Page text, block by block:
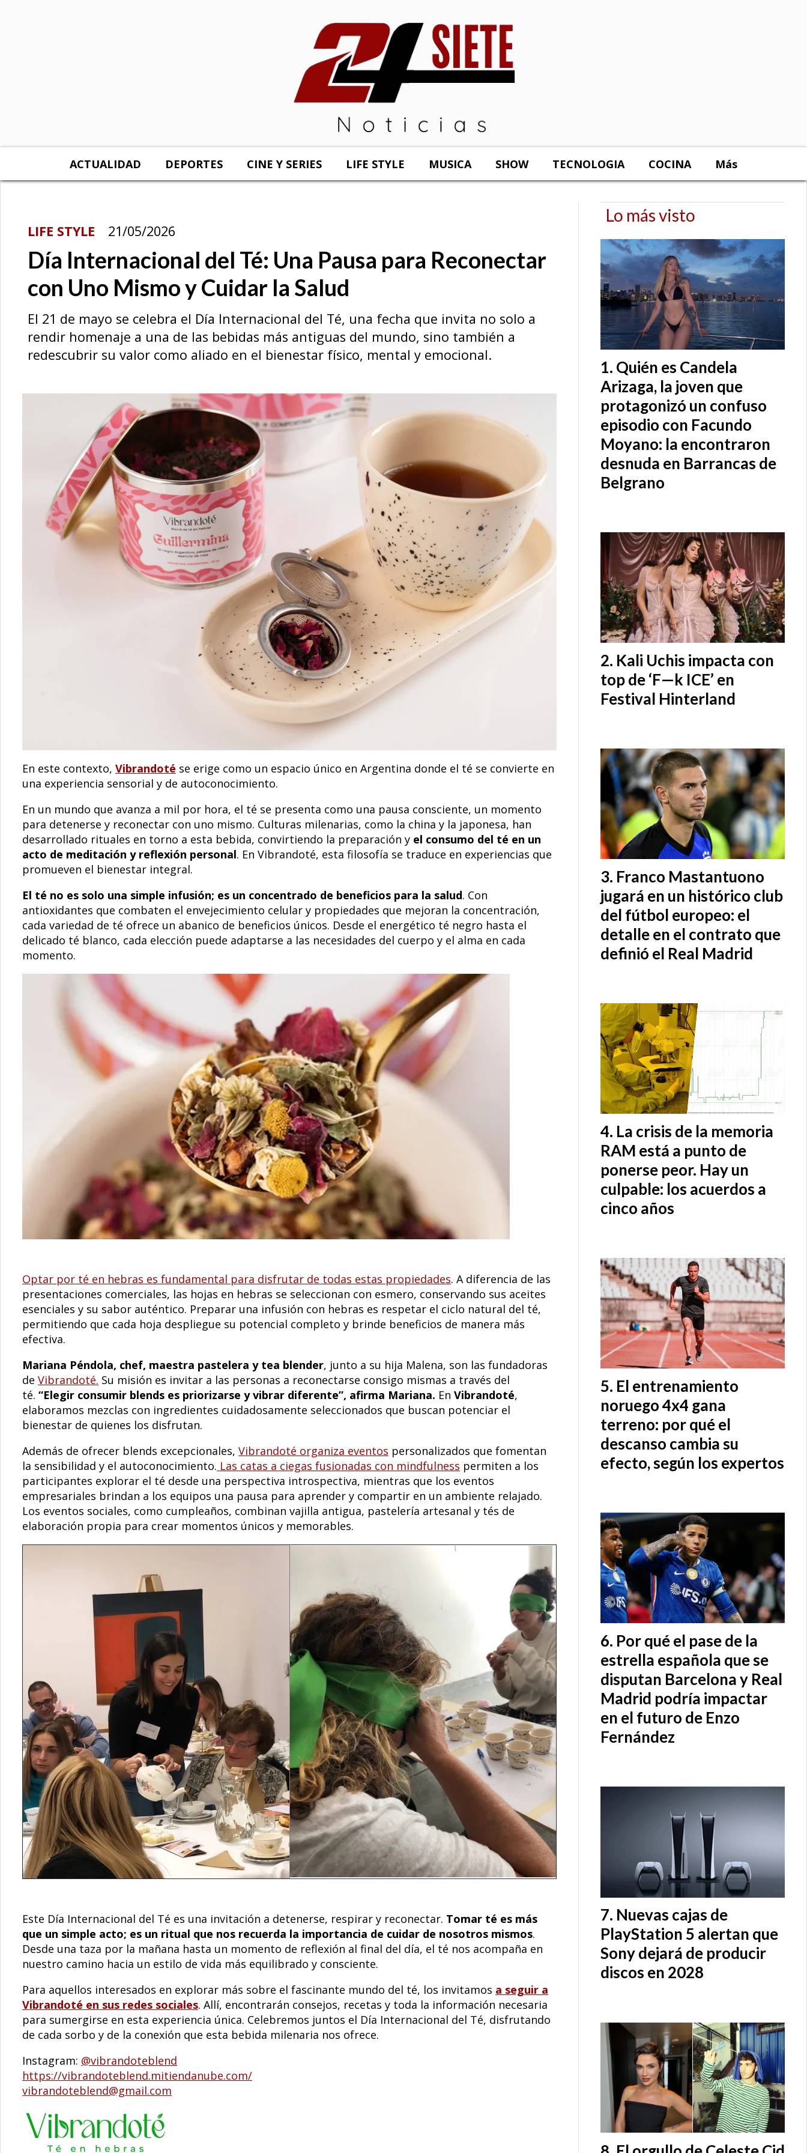
ACTUALIDAD DEPORTES CINE Y SERIES LIFE STYLE MUSICA SHOW TECNOLOGIA COCINA Más
Día Internacional del Té: Una Pausa para Reconectar
con Uno Mismo y Cuidar la Salud
El 21 de mayo se celebra el Día Internacional del Té, una fecha que invita no solo a
rendir homenaje a una de las bebidas más antiguas del mundo, sino también a
redescubrir su valor como aliado en el bienestar físico, mental y emocional.
LIFE STYLE 21/05/2026
En este contexto, Vibrandoté se erige como un espacio único en Argentina donde el té se convierte en
una experiencia sensorial y de autoconocimiento.
En un mundo que avanza a mil por hora, el té se presenta como una pausa consciente, un momento
para detenerse y reconectar con uno mismo. Culturas milenarias, como la china y la japonesa, han
desarrollado rituales en torno a esta bebida, convirtiendo la preparación y el consumo del té en un
acto de meditación y reflexión personal. En Vibrandoté, esta filosofía se traduce en experiencias que
promueven el bienestar integral.
El té no es solo una simple infusión; es un concentrado de beneficios para la salud. Con
antioxidantes que combaten el envejecimiento celular y propiedades que mejoran la concentración,
cada variedad de té ofrece un abanico de beneficios únicos. Desde el energético té negro hasta el
delicado té blanco, cada elección puede adaptarse a las necesidades del cuerpo y el alma en cada
momento.
Optar por té en hebras es fundamental para disfrutar de todas estas propiedades. A diferencia de las
presentaciones comerciales, las hojas en hebras se seleccionan con esmero, conservando sus aceites
esenciales y su sabor auténtico. Preparar una infusión con hebras es respetar el ciclo natural del té,
permitiendo que cada hoja despliegue su potencial completo y brinde beneficios de manera más
efectiva.
Mariana Péndola, chef, maestra pastelera y tea blender, junto a su hija Malena, son las fundadoras
de Vibrandoté. Su misión es invitar a las personas a reconectarse consigo mismas a través del
té. “Elegir consumir blends es priorizarse y vibrar diferente”, afirma Mariana. En Vibrandoté,
elaboramos mezclas con ingredientes cuidadosamente seleccionados que buscan potenciar el
bienestar de quienes los disfrutan.
Además de ofrecer blends excepcionales, Vibrandoté organiza eventos personalizados que fomentan
la sensibilidad y el autoconocimiento. Las catas a ciegas fusionadas con mindfulness permiten a los
participantes explorar el té desde una perspectiva introspectiva, mientras que los eventos
empresariales brindan a los equipos una pausa para aprender y compartir en un ambiente relajado.
Los eventos sociales, como cumpleaños, combinan vajilla antigua, pastelería artesanal y tés de
elaboración propia para crear momentos únicos y memorables.
Este Día Internacional del Té es una invitación a detenerse, respirar y reconectar. Tomar té es más
que un simple acto; es un ritual que nos recuerda la importancia de cuidar de nosotros mismos.
Desde una taza por la mañana hasta un momento de reflexión al final del día, el té nos acompaña en
nuestro camino hacia un estilo de vida más equilibrado y consciente.
Para aquellos interesados en explorar más sobre el fascinante mundo del té, los invitamos a seguir a
Vibrandoté en sus redes sociales. Allí, encontrarán consejos, recetas y toda la información necesaria
para sumergirse en esta experiencia única. Celebremos juntos el Día Internacional del Té, disfrutando
de cada sorbo y de la conexión que esta bebida milenaria nos ofrece.
Instagram: @vibrandoteblend
https://vibrandoteblend.mitiendanube.com/
vibrandoteblend@gmail.com
Lo más visto
Quién es Candela
Arizaga, la joven que
protagonizó un confuso
episodio con Facundo
Moyano: la encontraron
desnuda en Barrancas de
Belgrano
Kali Uchis impacta con
top de ‘F—k ICE’ en
Festival Hinterland
Franco Mastantuono
jugará en un histórico club
del fútbol europeo: el
detalle en el contrato que
definió el Real Madrid
La crisis de la memoria
RAM está a punto de
ponerse peor. Hay un
culpable: los acuerdos a
cinco años
El entrenamiento
noruego 4x4 gana
terreno: por qué el
descanso cambia su
efecto, según los expertos
Por qué el pase de la
estrella española que se
disputan Barcelona y Real
Madrid podría impactar
en el futuro de Enzo
Fernández
Nuevas cajas de
PlayStation 5 alertan que
Sony dejará de producir
discos en 2028